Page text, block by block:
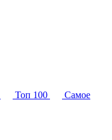
Топ 100
Самое